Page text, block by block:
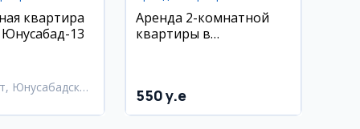
квартира
13
Юнусабадский
Аренда 2-комнатной
квартиры в
550 y.e